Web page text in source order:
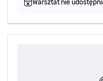
Warsztat nie